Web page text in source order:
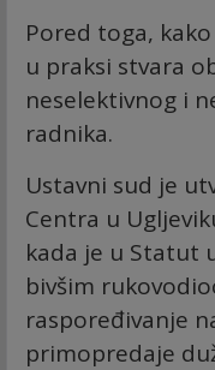
Pored toga,
u praksi stvara
neselektivnog i
radnika.
Ustavni sud je
Centra u
kada je u Statut
bivšim
raspoređivanje
primopredaje